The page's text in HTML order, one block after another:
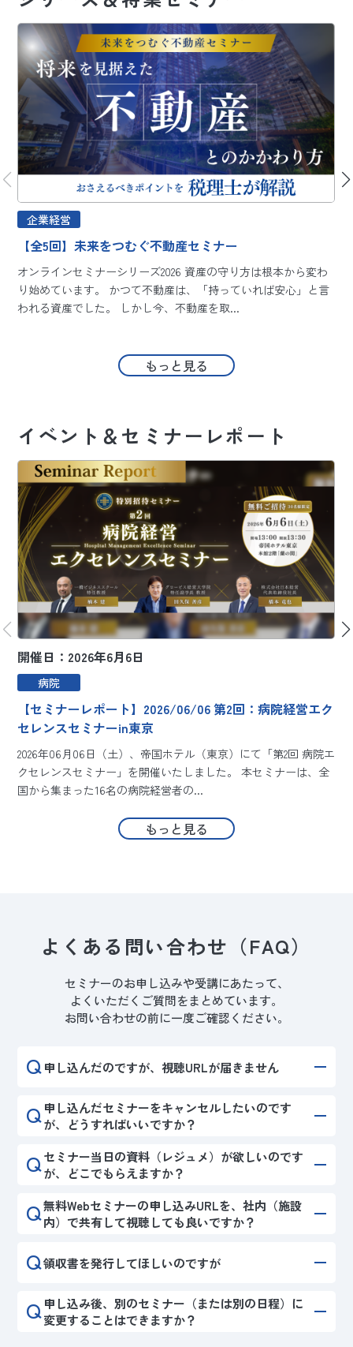
企業経営
【全5回】未来をつむぐ不動産セミナー
オンラインセミナーシリーズ2026 資産の守り方は根本から変わ
り始めています。 かつて不動産は、「持っていれば安心」と言
われる資産でした。 しかし今、不動産を取...
もっと見る
イベント＆セミナーレポート
開催日：2026年6月6日
病院
【セミナーレポート】2026/06/06 第2回：病院経営エク
セレンスセミナーin東京
2026年06月06日（土）、帝国ホテル（東京）にて「第2回 病院エ
クセレンスセミナー」を開催いたしました。 本セミナーは、全
国から集まった16名の病院経営者の...
もっと見る
よくある問い合わせ （FAQ）
セミナーのお申し込みや受講にあたって、
よくいただくご質問をまとめています。
お問い合わせの前に一度ご確認ください。
Q 申し込んだのですが、視聴URLが届きません
Q 申し込んだセミナーをキャンセルしたいのです
が、どうすればいいですか？
Qセミナー当日の資料（レジュメ）が欲しいのです
が、どこでもらえますか？
Q無料Webセミナーの申し込みURLを、社内（施設
内）で共有して視聴しても良いですか？
Q領収書を発行してほしいのですが
Q 申し込み後、別のセミナー（または別の日程）に
変更することはできますか？